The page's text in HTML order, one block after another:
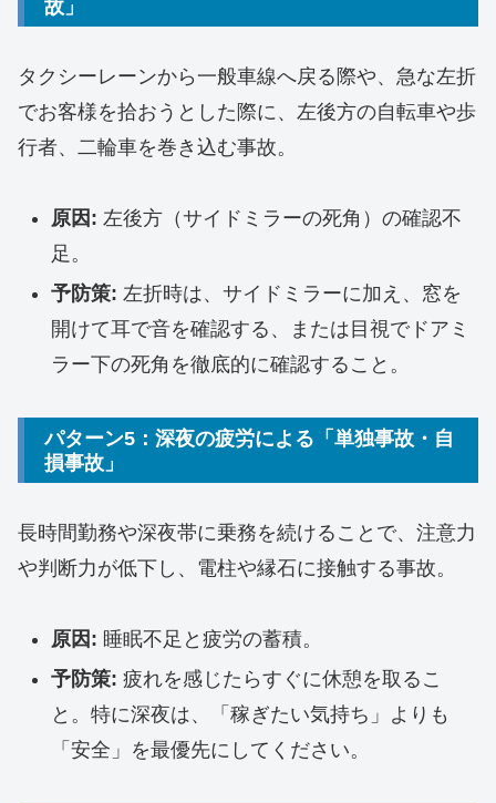
故」
タクシーレーンから一般車線へ戻る際や、急な左折
でお客様を拾おうとした際に、左後方の自転車や歩
行者、二輪車を巻き込む事故。
原因: 左後方（サイドミラーの死角）の確認不
足。
予防策: 左折時は、サイドミラーに加え、窓を
開けて耳で音を確認する、または目視でドアミ
ラー下の死角を徹底的に確認すること。
パターン5：深夜の疲労による「単独事故・自
損事故」
長時間勤務や深夜帯に乗務を続けることで、注意力
や判断力が低下し、電柱や縁石に接触する事故。
原因: 睡眠不足と疲労の蓄積。
予防策: 疲れを感じたらすぐに休憩を取るこ
と。特に深夜は、「稼ぎたい気持ち」よりも
「安全」を最優先にしてください。